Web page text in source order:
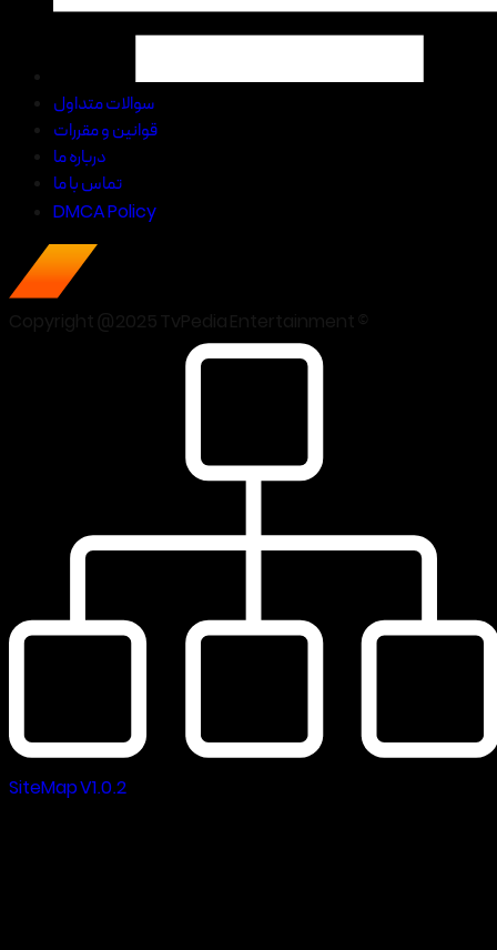
سوالات متداول
قوانین و مقررات
درباره ما
تماس با ما
DMCA Policy
SiteMap V1.0.2